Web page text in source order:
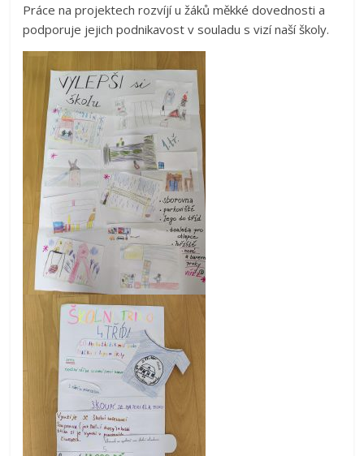
Práce na projektech rozvíjí u žáků měkké dovednosti a
podporuje jejich podnikavost v souladu s vizí naší školy.